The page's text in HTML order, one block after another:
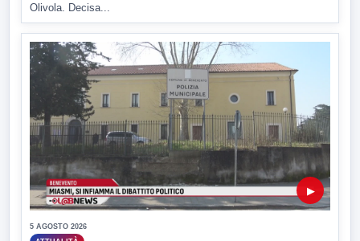
Olivola. Decisa...
▶
5 AGOSTO 2026